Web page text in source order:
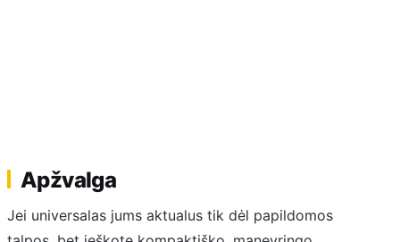
Apžvalga
Jei universalas jums aktualus tik dėl papildomos